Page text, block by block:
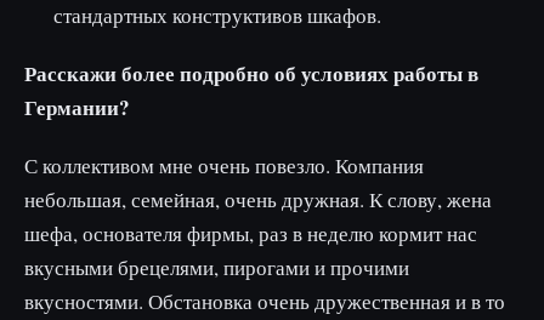
стандартных конструктивов шкафов.
Расскажи более подробно об условиях работы в
Германии?
С коллективом мне очень повезло. Компания
небольшая, семейная, очень дружная. К слову, жена
шефа, основателя фирмы, раз в неделю кормит нас
вкусными брецелями, пирогами и прочими
вкусностями. Обстановка очень дружественная и в то